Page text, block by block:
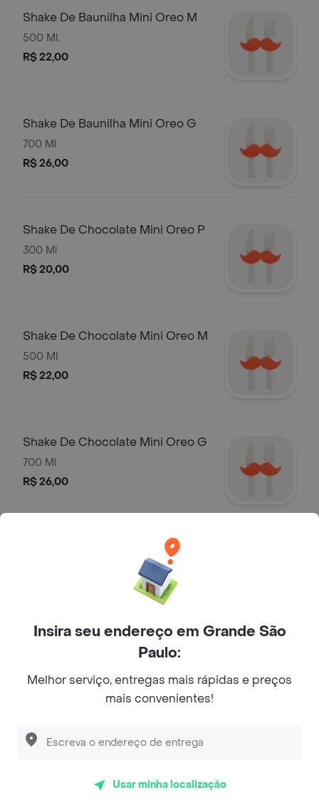
Shake De Baunilha Mini Oreo M
500 Ml.
R$ 22,00
Shake De Baunilha Mini Oreo G
700 Ml
R$ 26,00
Shake De Chocolate Mini Oreo P
300 Ml
R$ 20,00
Shake De Chocolate Mini Oreo M
500 Ml.
R$ 22,00
Shake De Chocolate Mini Oreo G
700 Ml
R$ 26,00
Milk Shake De Chocolate P
Milk Shake De Chocolate M
500 Ml
Insira seu endereço em Grande São
Paulo:
Melhor serviço, entregas mais rápidas e preços
mais convenientes!
Usar minha localização